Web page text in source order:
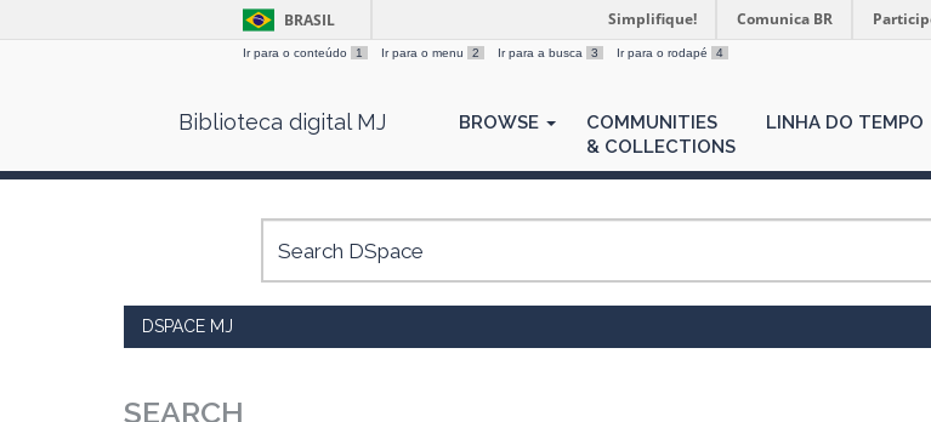
BRASIL Simplifique! Comunica BR
Ir para o conteúdo 1 Ir para o menu 2 Ir para a busca 3 Ir para o rodapé 4
Biblioteca digital MJ BROWSE
COMMUNITIES
& COLLECTIONS
LINHA DO TEMPO
DSPACE MJ
SEARCH